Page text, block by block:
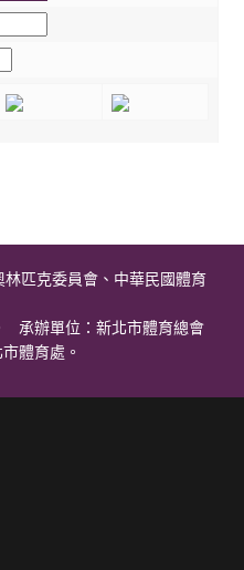
匹克委員會、中華民國體育
承辦單位：新北市體育總會
體育處。